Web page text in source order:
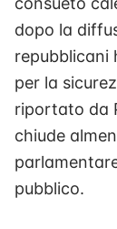
dopo la
repubblicani
per la
riportato da
chiude
pubblico.